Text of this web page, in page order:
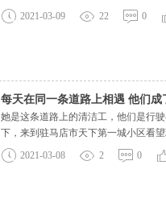
能监控调度室都有她们忙碌的身影，
境、统一的着装、甜美的微笑
2021-03-09 22 0
每天在同一条道路上相遇 他们成
她是这条道路上的清洁工，他们是行
下，来到驻马店市天下第一城小区看
等物品来到朱大娘家中，一行人来到
来看我真好，你们就是我的
2021-03-08 2 0